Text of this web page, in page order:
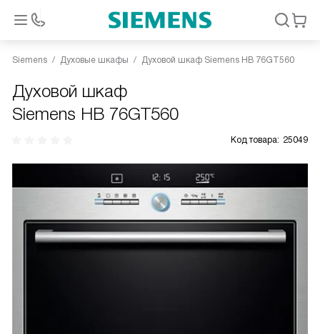
Siemens Духовые шкафы Духовой шкаф Siemens HB 76GT560
Духовой шкаф
Siemens HB 76GT560
Код товара: 25049